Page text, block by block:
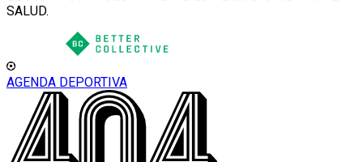
SALUD.
AGENDA DEPORTIVA